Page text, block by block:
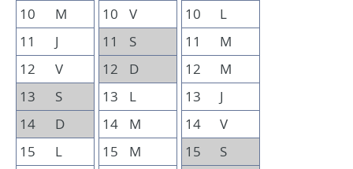
10
M
11
J
12
V
13
S
14
D
15
L
10
V
11
S
12
D
13
L
14
M
15
M
10
L
11
M
12
M
13
J
14
V
15
S